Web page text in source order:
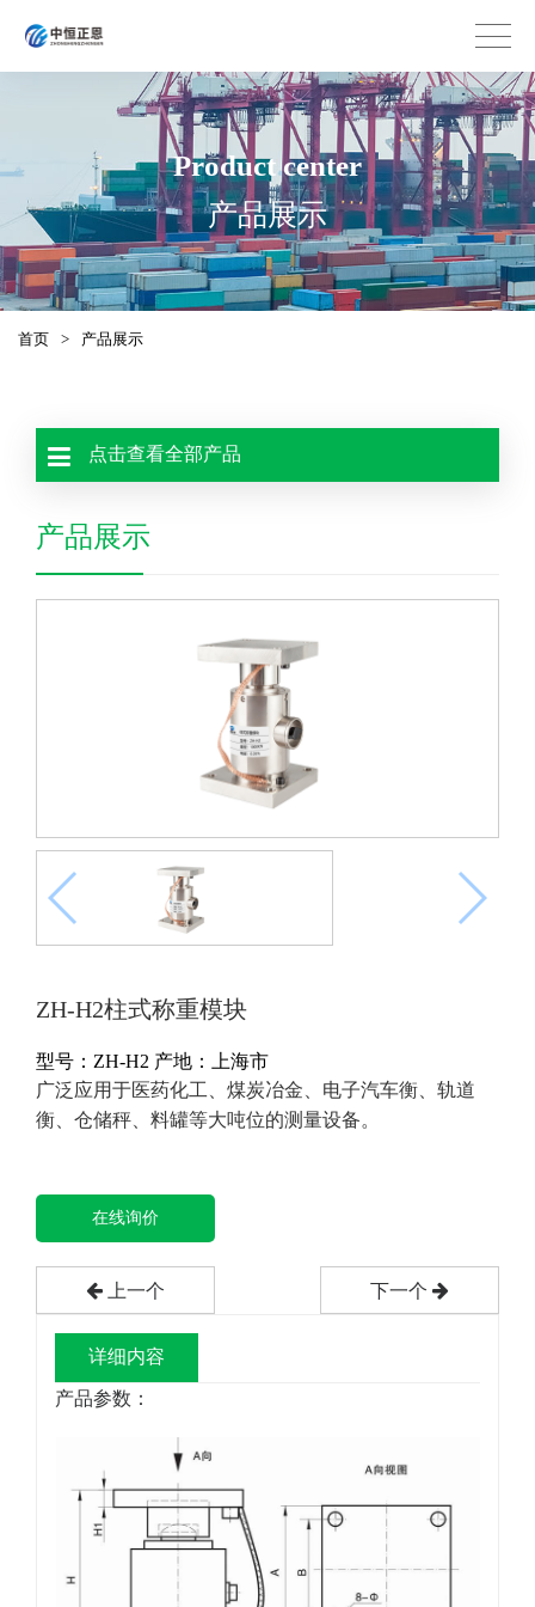
Product center
产品展示
首页 > 产品展示
点击查看全部产品
产品展示
ZH-H2柱式称重模块
型号：ZH-H2 产地：上海市
广泛应用于医药化工、煤炭冶金、电子汽车衡、轨道
衡、仓储秤、料罐等大吨位的测量设备。
在线询价
上一个 下一个
详细内容
产品参数：